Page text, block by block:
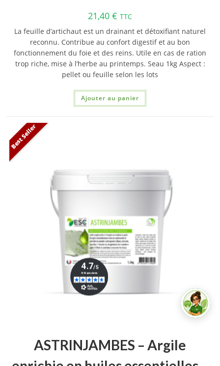
21,40 € TTC
La feuille d’artichaut est un drainant et détoxifiant naturel
reconnu. Contribue au confort digestif et au bon
fonctionnement du foie et des reins. Utile en cas de ration
trop riche, mise à l’herbe au printemps. Seau 1kg Aspect :
pellet ou feuille selon les lots
Ajouter au panier
Best Seller
ASTRINJAMBES – Argile